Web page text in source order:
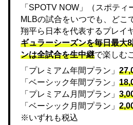
「SPOTV NOW」（スポティ
MLBの試合をいつでも、どこ
翔平ら日本を代表するプレイ
ギュラーシーズンを毎日最大
ンは全試合を生中継で楽しむ
「プレミアム年間プラン」
「ベーシック年間プラン」
「プレミアム月間プラン」
「ベーシック月間プラン」
※いずれも税込